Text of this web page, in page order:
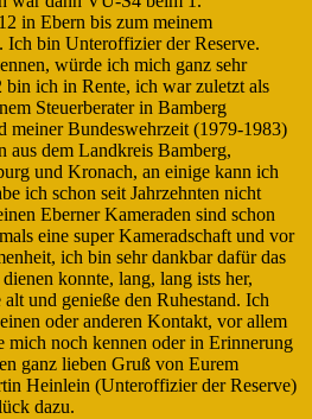
in Ebern bis zum meinem
Ich bin Unteroffizier der Reserve.
würde ich mich ganz sehr
bin ich in Rente, ich war zuletzt als
Steuerberater in Bamberg
meiner Bundeswehrzeit (1979-1983)
aus dem Landkreis Bamberg,
und Kronach, an einige kann ich
ich schon seit Jahrzehnten nicht
Eberner Kameraden sind schon
eine super Kameradschaft und vor
ich bin sehr dankbar dafür das
konnte, lang, lang ists her,
und genieße den Ruhestand. Ich
oder anderen Kontakt, vor allem
mich noch kennen oder in Erinnerung
ganz lieben Gruß von Eurem
Heinlein (Unteroffizier der Reserve)
dazu.